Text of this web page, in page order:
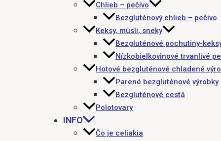
Chlieb – pečivo
Bezgluténový chlieb – pečivo
Keksy, müsli, sneky
Bezgluténové pochutiny-
Nízkobielkovinové trvanlivé
Hotové bezgluténové chladené
Parené bezgluténové výrobky
Bezgluténové cestá
Polotovary
INFO
Čo je celiakia